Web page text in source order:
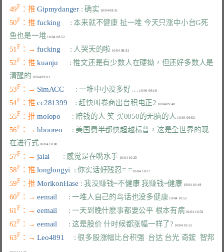
49F ：推 Gipmydanger : 确实
50F ：推 fucking : 本来就不健康 扯一堆 今天只涨中小台G死
鱼也是一堆
51F ：→ fucking : 人哭夭的啦
52F ：推 kuanju : 推文还是有少数人在硬拗，但还好多数人是
清醒的
53F ：→ SimACC : 一堆中小没多好… 10/04 09:18
54F ：推 cc281399 : 赶快叫卷商出台积电正2
55F ：推 molopo : 赔钱的人 笑 买0050的无脑的人
56F ：→ hbooreo : 美国费半都快超越标普，这是全世界的现
在进行式
57F ：→ jalai : 感觉是在嘴水手
58F ：推 longlongyi : 你实话好残忍= = 10/04 10:27
59F ：推 MorikonHase : 我没赚钱=不健康 我赚钱=健康 10/04 10:49
60F ：→ eemail : 一堆人自己的鸟话也没多健康
61F ：→ eemail : 一天到晚什麽事都要公平 根本有病
62F ：→ eemail : 这是股价 什时候都涨幅一样了? 10/04 10:55
63F ：→ Leo4891 : 很多股涨幅比台积强  台达 台光 奇鋐  智邦